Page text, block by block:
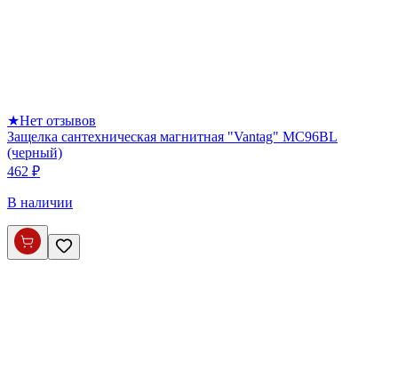
★Нет отзывов
Защелка сантехническая магнитная "Vantag" MC96BL
(черный)
462 ₽
В наличии